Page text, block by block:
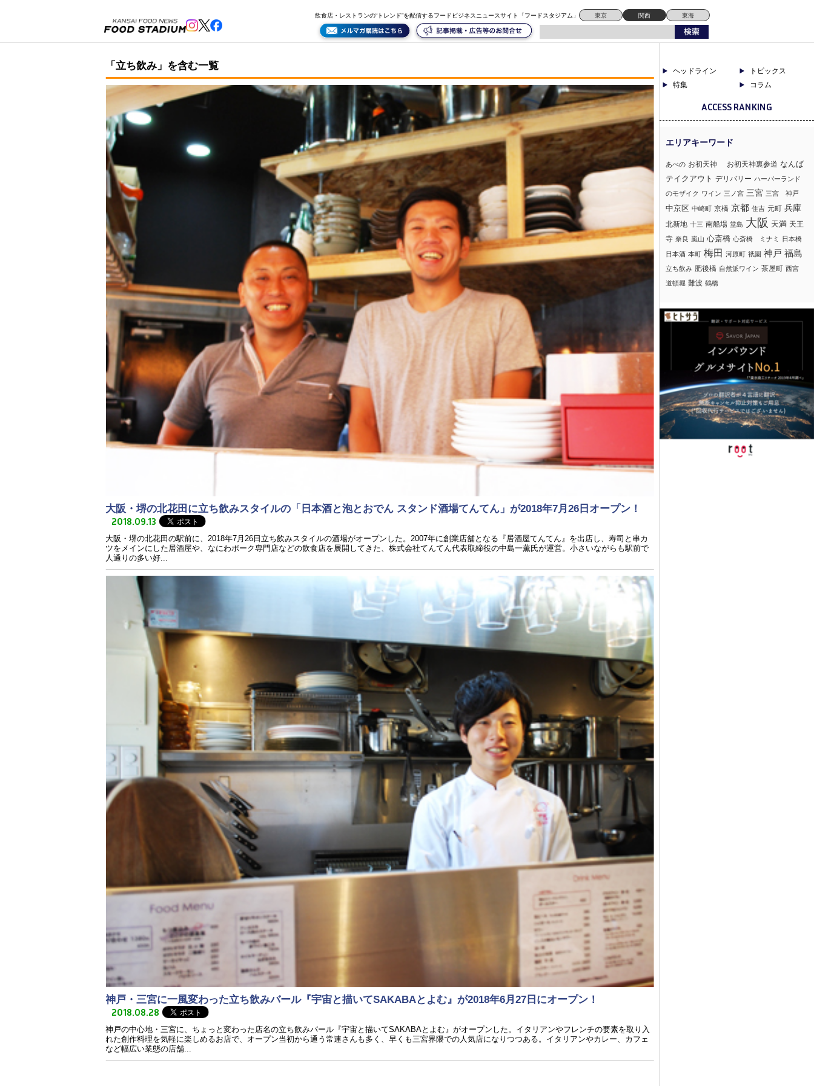
飲食店・レストランの“トレンド”を配信するフードビジネスニュースサイト「フードスタジアム」 東京 関西 東海
「立ち飲み」を含む一覧
大阪・堺の北花田に立ち飲みスタイルの「日本酒と泡とおでん スタンド酒場てんてん」が2018年7月26日オープン！
2018.09.13
大阪・堺の北花田の駅前に、2018年7月26日立ち飲みスタイルの酒場がオープンした。2007年に創業店舗となる『居酒屋てんてん』を出店し、寿司と串カ
ツをメインにした居酒屋や、なにわポーク専門店などの飲食店を展開してきた、株式会社てんてん代表取締役の中島一薫氏が運営。小さいながらも駅前で
人通りの多い好...
神戸・三宮に一風変わった立ち飲みバール『宇宙と描いてSAKABAとよむ』が2018年6月27日にオープン！
2018.08.28
神戸の中心地・三宮に、ちょっと変わった店名の立ち飲みバール『宇宙と描いてSAKABAとよむ』がオープンした。イタリアンやフレンチの要素を取り入
れた創作料理を気軽に楽しめるお店で、オープン当初から通う常連さんも多く、早くも三宮界隈での人気店になりつつある。イタリアンやカレー、カフェ
など幅広い業態の店舗...
ヘッドライン
トピックス
特集
コラム
ACCESS RANKING
あべの お初天神 お初天神裏参道 なんば
テイクアウト デリバリー ハーバーランド
のモザイク ワイン 三ノ宮 三宮 三宮 神戸
中京区 中崎町 京橋 京都 住吉 元町 兵庫
北新地 十三 南船場 堂島 大阪 天満 天王
寺 奈良 嵐山 心斎橋 心斎橋 ミナミ 日本橋
日本酒 本町 梅田 河原町 祇園 神戸 福島
立ち飲み 肥後橋 自然派ワイン 茶屋町 西宮
道頓堀 難波 鶴橋